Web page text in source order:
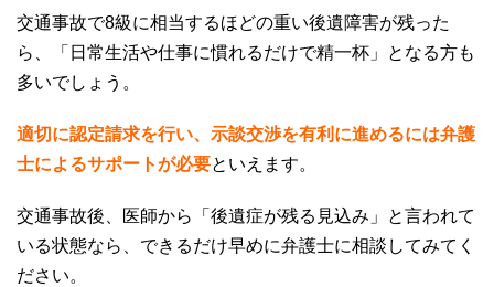
交通事故で8級に相当するほどの重い後遺障害が残った
ら、「日常生活や仕事に慣れるだけで精一杯」となる方も
多いでしょう。
適切に認定請求を行い、示談交渉を有利に進めるには弁護
士によるサポートが必要といえます。
交通事故後、医師から「後遺症が残る見込み」と言われて
いる状態なら、できるだけ早めに弁護士に相談してみてく
ださい。